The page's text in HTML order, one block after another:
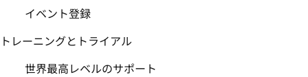
イベント登録
トレーニングとトライアル
世界最高レベルのサポート